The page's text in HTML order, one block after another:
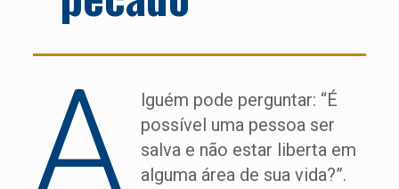
A
lguém pode perguntar: “É
possível uma pessoa ser
salva e não estar liberta em
alguma área de sua vida?”.